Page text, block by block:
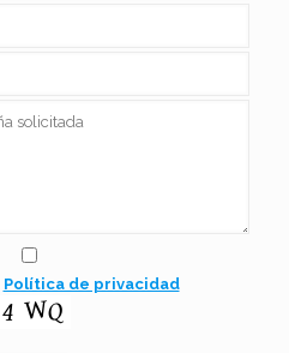
Política de privacidad